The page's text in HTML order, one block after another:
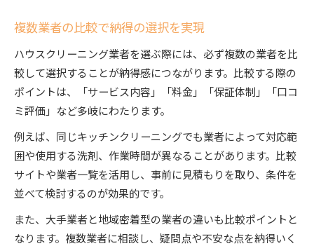
複数業者の比較で納得の選択を実現
ハウスクリーニング業者を選ぶ際には、必ず複数の業者を比
較して選択することが納得感につながります。比較する際の
ポイントは、「サービス内容」「料金」「保証体制」「口コ
ミ評価」など多岐にわたります。
例えば、同じキッチンクリーニングでも業者によって対応範
囲や使用する洗剤、作業時間が異なることがあります。比較
サイトや業者一覧を活用し、事前に見積もりを取り、条件を
並べて検討するのが効果的です。
また、大手業者と地域密着型の業者の違いも比較ポイントと
なります。複数業者に相談し、疑問点や不安な点を納得いく